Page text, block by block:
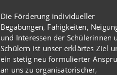
Die Förderung individueller
Begabungen, Fähigkeiten,
und Interessen der Schülerinnen
Schülern ist unser erklärtes Ziel
ein stetig neu formulierter
an uns zu organisatorischer,